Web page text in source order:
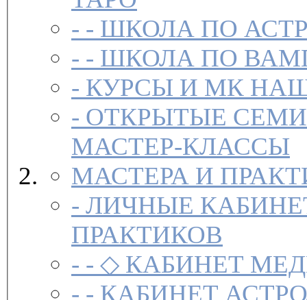
- - ШКОЛА ПО
- - ШКОЛА ПО
-
- ОТКРЫТЫЕ
МАСТЕР-КЛАССЫ
МАСТЕРА И
- ЛИЧНЫЕ
ПРАКТИКОВ
- - ◇ КАБИНЕТ
- - КАБИНЕТ